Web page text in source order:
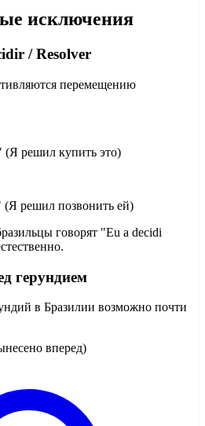
исключения
/ Resolver
перемещению
(Я решил купить это)
(Я решил позвонить ей)
говорят "Eu a decidi
герундием
в Бразилии возможно почти
вперед)